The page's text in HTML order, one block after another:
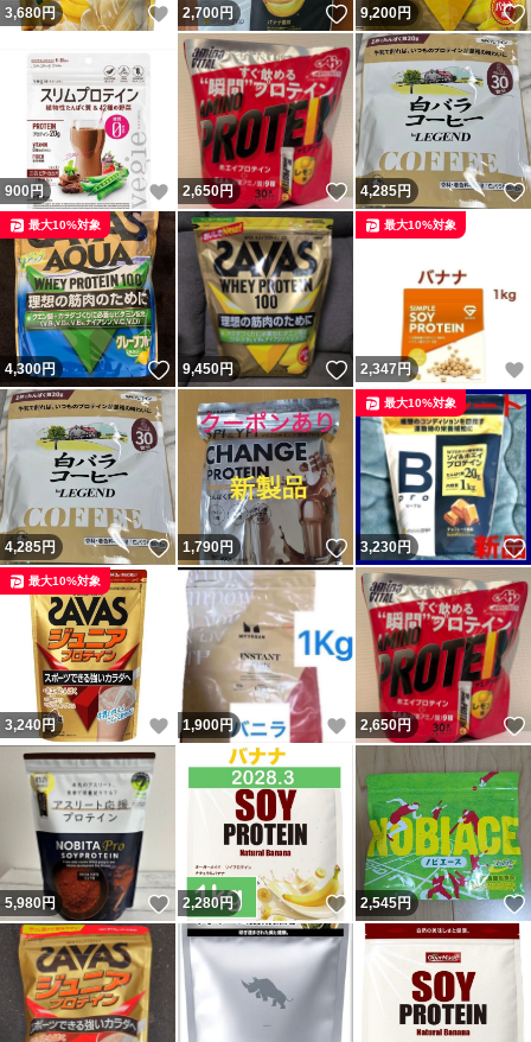
3,680円 いいね！
2,700円 いいね！
9,200円
900 円 いいね！
2,650円 いいね！
4,285円
4,300円 いいね！
最大10%対象
9,450円 いいね！
2,347 円
最大10%対象
4,285円 いいね！
1,790円 いいね！
3,230円
最大10%対象
3,240円 いいね！
最大10%対象
1,900円 いいね！
2,650円
5,980円 いいね！
2,280円 いいね！
2,545円